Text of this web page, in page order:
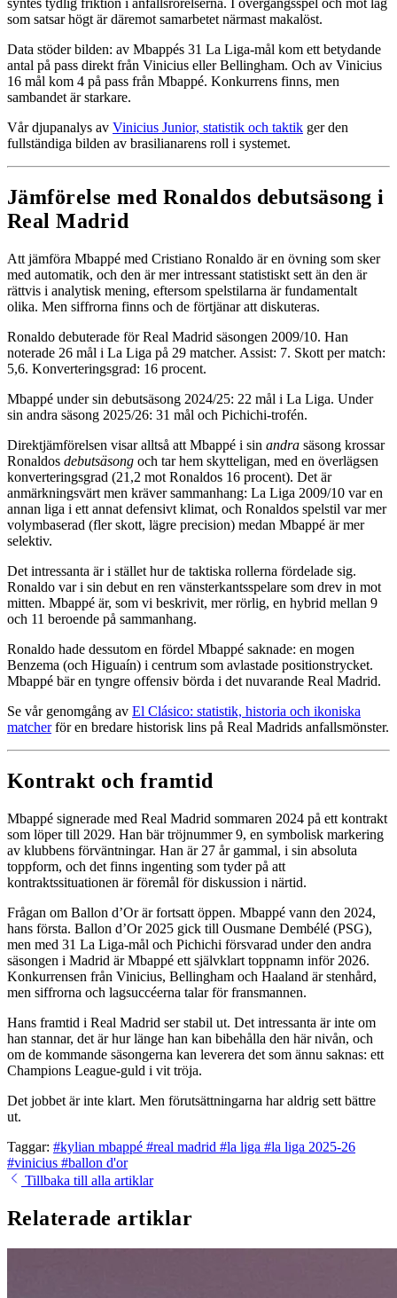
syntes tydlig friktion i anfallsrörelserna. I övergångsspel och mot lag
som satsar högt är däremot samarbetet närmast makalöst.
Data stöder bilden: av Mbappés 31 La Liga-mål kom ett betydande
antal på pass direkt från Vinicius eller Bellingham. Och av Vinicius
16 mål kom 4 på pass från Mbappé. Konkurrens finns, men
sambandet är starkare.
Vår djupanalys av Vinicius Junior, statistik och taktik ger den
fullständiga bilden av brasilianarens roll i systemet.
Jämförelse med Ronaldos debutsäsong i
Real Madrid
Att jämföra Mbappé med Cristiano Ronaldo är en övning som sker
med automatik, och den är mer intressant statistiskt sett än den är
rättvis i analytisk mening, eftersom spelstilarna är fundamentalt
olika. Men siffrorna finns och de förtjänar att diskuteras.
Ronaldo debuterade för Real Madrid säsongen 2009/10. Han
noterade 26 mål i La Liga på 29 matcher. Assist: 7. Skott per match:
5,6. Konverteringsgrad: 16 procent.
Mbappé under sin debutsäsong 2024/25: 22 mål i La Liga. Under
sin andra säsong 2025/26: 31 mål och Pichichi-trofén.
Direktjämförelsen visar alltså att Mbappé i sin andra säsong krossar
Ronaldos debutsäsong och tar hem skytteligan, med en överlägsen
konverteringsgrad (21,2 mot Ronaldos 16 procent). Det är
anmärkningsvärt men kräver sammanhang: La Liga 2009/10 var en
annan liga i ett annat defensivt klimat, och Ronaldos spelstil var mer
volymbaserad (fler skott, lägre precision) medan Mbappé är mer
selektiv.
Det intressanta är i stället hur de taktiska rollerna fördelade sig.
Ronaldo var i sin debut en ren vänsterkantsspelare som drev in mot
mitten. Mbappé är, som vi beskrivit, mer rörlig, en hybrid mellan 9
och 11 beroende på sammanhang.
Ronaldo hade dessutom en fördel Mbappé saknade: en mogen
Benzema (och Higuaín) i centrum som avlastade positionstrycket.
Mbappé bär en tyngre offensiv börda i det nuvarande Real Madrid.
Se vår genomgång av El Clásico: statistik, historia och ikoniska
matcherför en bredare historisk lins på Real Madrids anfallsmönster.
Kontrakt och framtid
Mbappé signerade med Real Madrid sommaren 2024 på ett kontrakt
som löper till 2029. Han bär tröjnummer 9, en symbolisk markering
av klubbens förväntningar. Han är 27 år gammal, i sin absoluta
toppform, och det finns ingenting som tyder på att
kontraktssituationen är föremål för diskussion i närtid.
Frågan om Ballon d’Or är fortsatt öppen. Mbappé vann den 2024,
hans första. Ballon d’Or 2025 gick till Ousmane Dembélé (PSG),
men med 31 La Liga-mål och Pichichi försvarad under den andra
säsongen i Madrid är Mbappé ett självklart toppnamn inför 2026.
Konkurrensen från Vinicius, Bellingham och Haaland är stenhård,
men siffrorna och lagsuccéerna talar för fransmannen.
Hans framtid i Real Madrid ser stabil ut. Det intressanta är inte om
han stannar, det är hur länge han kan bibehålla den här nivån, och
om de kommande säsongerna kan leverera det som ännu saknas: ett
Champions League-guld i vit tröja.
Det jobbet är inte klart. Men förutsättningarna har aldrig sett bättre
ut.
Taggar: #kylian mbappé #real madrid #la liga #la liga 2025-26
#vinicius #ballon d'or
Tillbaka till alla artiklar
Relaterade artiklar